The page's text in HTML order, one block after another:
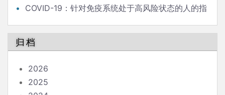
COVID-19：针对免疫系统处于高风险状态的人的指
归档
2026
2025